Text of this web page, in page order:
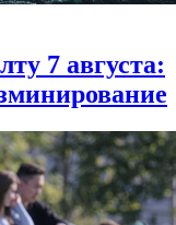
7 августа: